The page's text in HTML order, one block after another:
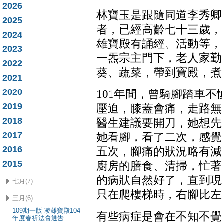
2026
2025
2024
2023
2022
2021
2020
2019
2018
2017
2016
2015
七月(7)
三月(6)
109期一版 凌雄寶殿104
年度春祈法會通告
林寶玉是跟隨同道李秀
者，已經高齡七十三歲
雄寶殿有誦經、活動等
一炁宗主門下，老人家
葵、蔬菜，帶到寶殿，
101年間，曾騎腳踏車不
壓迫，膝蓋會痛，走路
醫生建議要開刀，她想
她看腳，看了二次，感
五次，腳痛的狀況略有
廚房的膳食、清掃，忙
的病狀自然好了，直到
只在爬樓梯時，右腳比
有些病症是會在不知不